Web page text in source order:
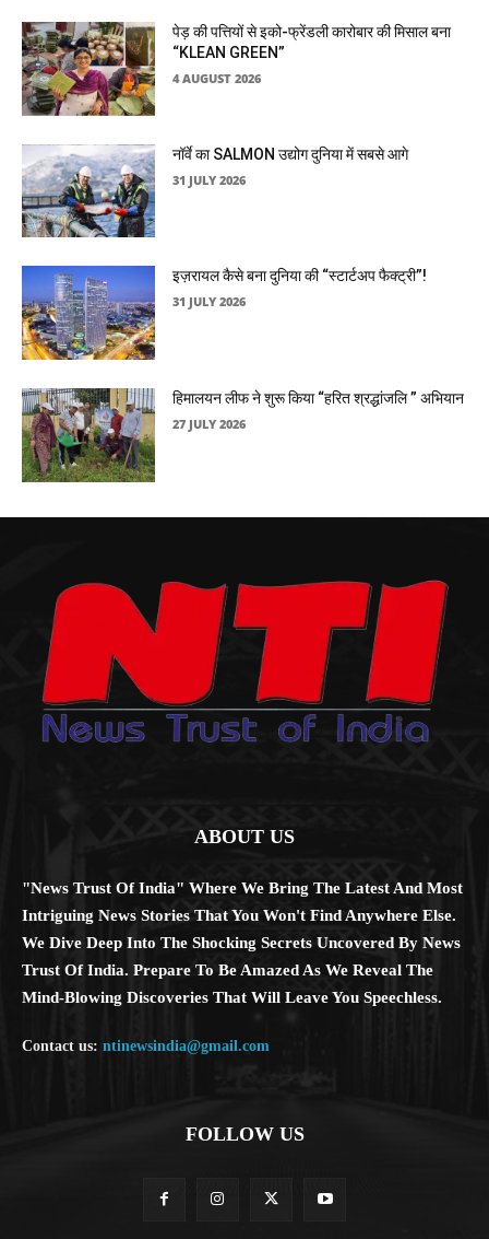
पेड़ की पत्तियों से इको-फ्रेंडली कारोबार की मिसाल बना
“KLEAN GREEN”
4 AUGUST 2026
नॉर्वे का SALMON उद्योग दुनिया में सबसे आगे
31 JULY 2026
इज़रायल कैसे बना दुनिया की “स्टार्टअप फैक्ट्री”!
31 JULY 2026
हिमालयन लीफ ने शुरू किया “हरित श्रद्धांजलि ” अभियान
27 JULY 2026
ABOUT US
"News Trust Of India" Where We Bring The Latest And Most
Intriguing News Stories That You Won't Find Anywhere Else.
We Dive Deep Into The Shocking Secrets Uncovered By News
Trust Of India. Prepare To Be Amazed As We Reveal The
Mind-Blowing Discoveries That Will Leave You Speechless.
Contact us: ntinewsindia@gmail.com
FOLLOW US